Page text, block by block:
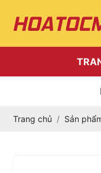
Trang chủ Sản